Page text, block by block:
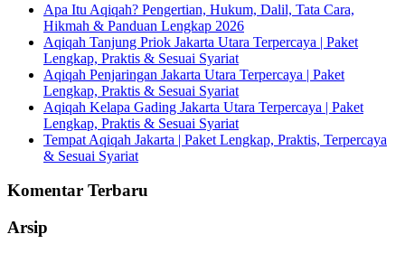
Apa Itu Aqiqah? Pengertian, Hukum, Dalil, Tata Cara,
Hikmah & Panduan Lengkap 2026
Aqiqah Tanjung Priok Jakarta Utara Terpercaya | Paket
Lengkap, Praktis & Sesuai Syariat
Aqiqah Penjaringan Jakarta Utara Terpercaya | Paket
Lengkap, Praktis & Sesuai Syariat
Aqiqah Kelapa Gading Jakarta Utara Terpercaya | Paket
Lengkap, Praktis & Sesuai Syariat
Tempat Aqiqah Jakarta | Paket Lengkap, Praktis, Terpercaya
& Sesuai Syariat
Komentar Terbaru
Arsip